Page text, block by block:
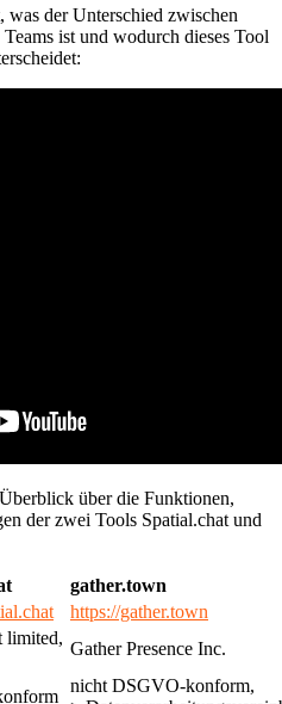
der Unterschied zwischen
ist und wodurch dieses Tool
über die Funktionen,
der zwei Tools Spatial.chat und
gather.town
https://gather.town
limited,
Gather Presence Inc.
nicht DSGVO-konform,